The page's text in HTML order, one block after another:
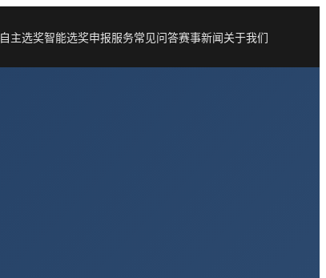
自主选奖智能选奖申报服务常见问答赛事新闻 关于我们